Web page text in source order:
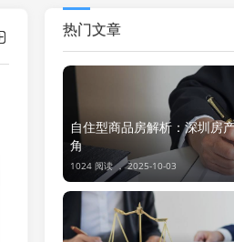
热门文章
自住型商品房解析：深圳房
角
1024 阅读 ， 2025-10-03